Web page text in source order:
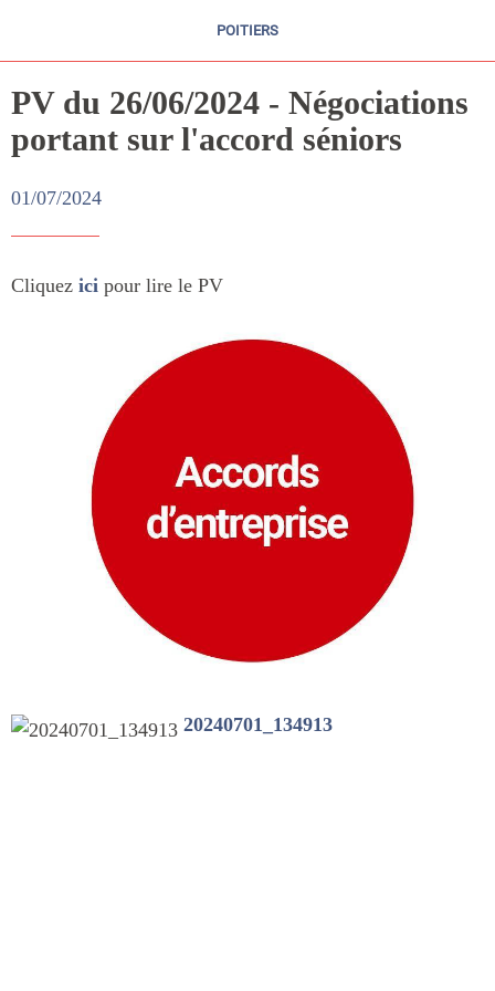
POITIERS
PV du 26/06/2024 - Négociations
portant sur l'accord séniors
01/07/2024
Cliquez ici pour lire le PV
20240701_134913